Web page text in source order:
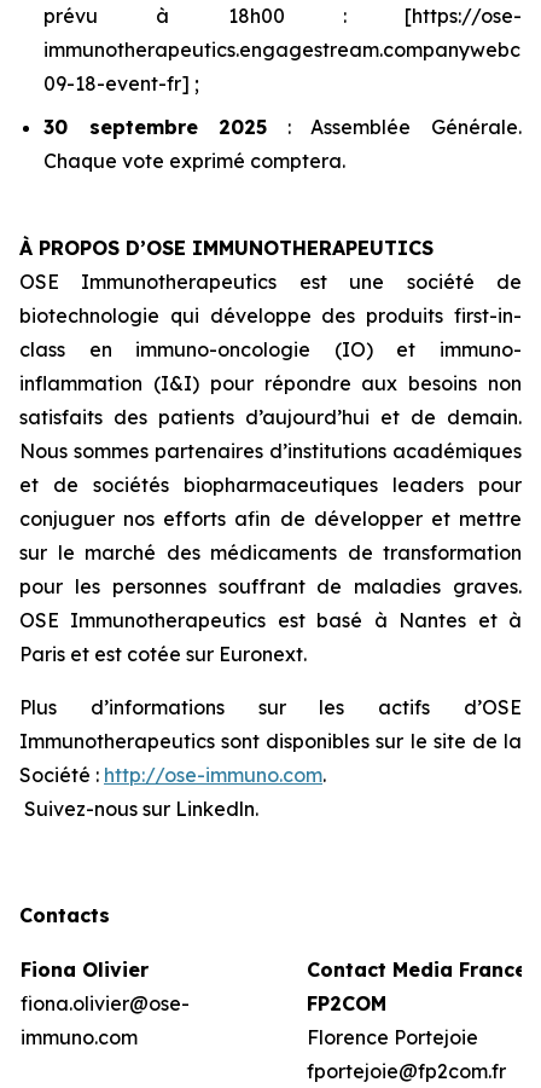
prévu à 18h00 : [https://ose-
09-18-event-fr] ;
30 septembre 2025 : Assemblée Générale.
Chaque vote exprimé comptera.
À PROPOS D’OSE IMMUNOTHERAPEUTICS
OSE Immunotherapeutics est une société de
biotechnologie qui développe des produits first-in-
class en immuno-oncologie (IO) et immuno-
inflammation (I&I) pour répondre aux besoins non
satisfaits des patients d’aujourd’hui et de demain.
Nous sommes partenaires d’institutions académiques
et de sociétés biopharmaceutiques leaders pour
conjuguer nos efforts afin de développer et mettre
sur le marché des médicaments de transformation
pour les personnes souffrant de maladies graves.
OSE Immunotherapeutics est basé à Nantes et à
Paris et est cotée sur Euronext.
Plus d’informations sur les actifs d’OSE
Immunotherapeutics sont disponibles sur le site de la
Société : http://ose-immuno.com.
Suivez-nous sur Linkedln.
Contacts
Fiona Olivier
fiona.olivier@ose-
immuno.com
Contact Media France:
FP2COM
Florence Portejoie
fportejoie@fp2com.fr